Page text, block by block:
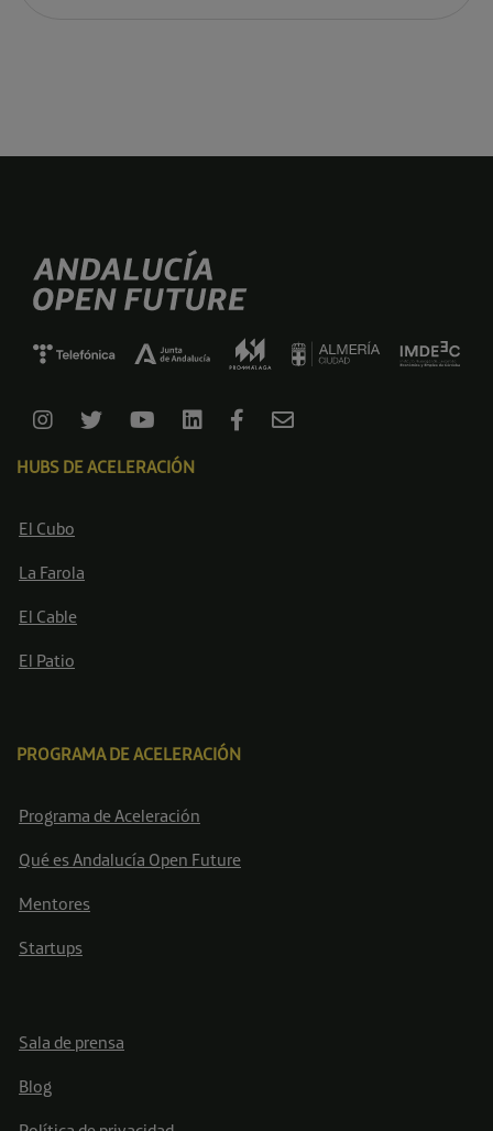
HUBS DE ACELERACIÓN
El Cubo
La Farola
El Cable
El Patio
PROGRAMA DE ACELERACIÓN
Programa de Aceleración
Qué es Andalucía Open Future
Mentores
Startups
Sala de prensa
Blog